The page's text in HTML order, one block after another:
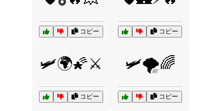
コピー コピー
🛩️🌍🌠⚔️
コピー
🛩️🌪️🌈
コピー